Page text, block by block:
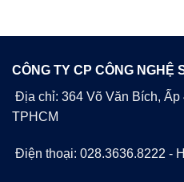
CÔNG TY CP CÔNG NGHỆ
Địa chỉ: 364 Võ Văn Bích, Ấp
TPHCM
Điện thoại: 028.3636.8222 -